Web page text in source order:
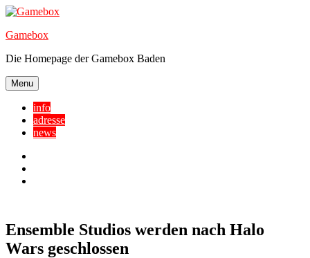
Skip
content
Gamebox
Die Homepage der Gamebox Baden
Menu
info
adresse
news
Ensemble Studios werden nach Halo
Wars geschlossen